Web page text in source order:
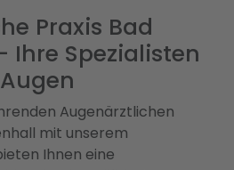
Praxis Bad
Ihre Spezialisten
Augenärztlichen
mit unserem
Ihnen eine